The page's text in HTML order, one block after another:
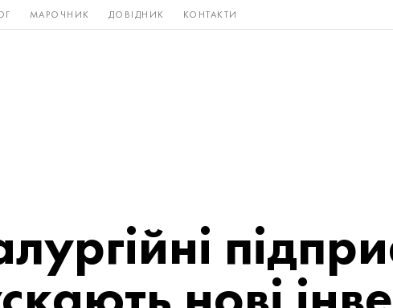
МАРОЧНИК ДОВІДНИК КОНТАКТИ
Рідкісні і Бронза, мідь,